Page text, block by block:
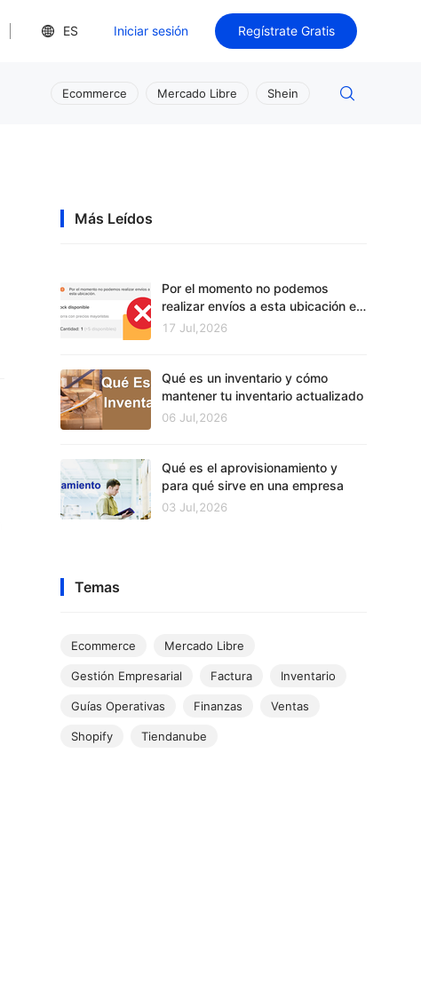
ES Iniciar sesión Regístrate Gratis
Ecommerce Mercado Libre Shein
Más Leídos
Por el momento no podemos
realizar envíos a esta ubicación en
Mercado Libre
17 Jul,2026
Qué es un inventario y cómo
mantener tu inventario actualizado
06 Jul,2026
Qué es el aprovisionamiento y
para qué sirve en una empresa
03 Jul,2026
Temas
Ecommerce Mercado Libre
Gestión Empresarial Factura Inventario
Guías Operativas Finanzas Ventas
Shopify Tiendanube